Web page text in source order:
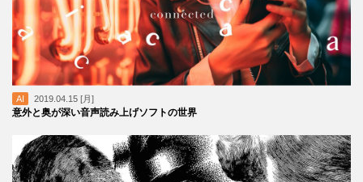
AI 2019.04.15 [月]
意外と奥が深い音声読み上げソフトの世界